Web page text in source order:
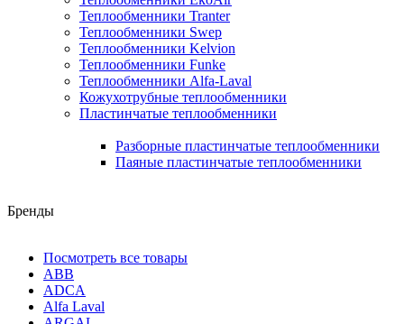
Теплообменники Tranter
Теплообменники Swep
Теплообменники Kelvion
Теплообменники Funke
Теплообменники Alfa-Laval
Кожухотрубные теплообменники
Пластинчатые теплообменники
Разборные пластинчатые теплообменники
Паяные пластинчатые теплообменники
Бренды
Посмотреть все товары
ABB
ADCA
Alfa Laval